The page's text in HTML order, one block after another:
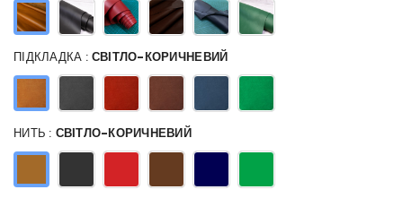
ПІДКЛАДКА : СВІТЛО-КОРИЧНЕВИЙ
НИТЬ : СВІТЛО-КОРИЧНЕВИЙ